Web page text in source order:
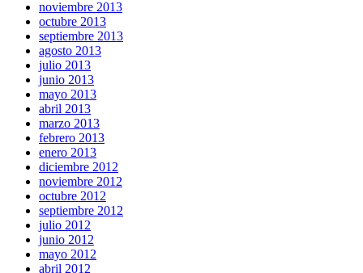
noviembre 2013
octubre 2013
septiembre 2013
agosto 2013
julio 2013
junio 2013
mayo 2013
abril 2013
marzo 2013
febrero 2013
enero 2013
diciembre 2012
noviembre 2012
octubre 2012
septiembre 2012
julio 2012
junio 2012
mayo 2012
abril 2012